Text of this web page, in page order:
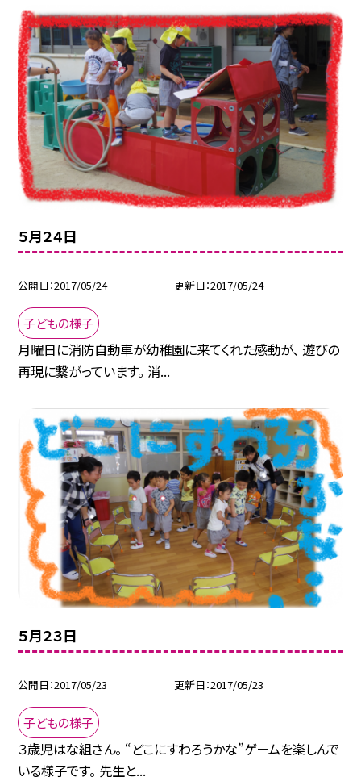
５月２４日
公開日 2017/05/24 更新日 2017/05/24
子どもの様子
月曜日に消防自動車が幼稚園に来てくれた感動が、 遊びの
再現に繋がっています。 消...
５月２３日
公開日 2017/05/23 更新日 2017/05/23
子どもの様子
３歳児はな組さん。 “どこにすわろうかな”ゲームを楽しんで
いる様子です。 先生と...